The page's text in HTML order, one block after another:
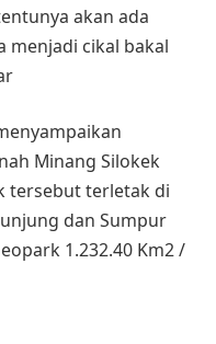
akan ada
menjadi cikal bakal
Minang Silokek
tersebut terletak di
dan Sumpur
1.232.40 Km2 /